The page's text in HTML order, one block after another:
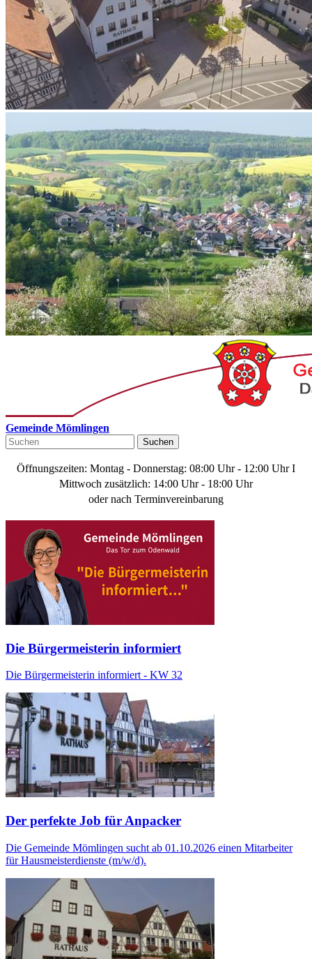
Gemeinde Mömlingen
Suchen
Öffnungszeiten: Montag - Donnerstag: 08:00 Uhr - 12:00 Uhr I
Mittwoch zusätzlich: 14:00 Uhr - 18:00 Uhr
oder nach Terminvereinbarung
Die Bürgermeisterin informiert
Die Bürgermeisterin informiert - KW 32
Der perfekte Job für Anpacker
Die Gemeinde Mömlingen sucht ab 01.10.2026 einen Mitarbeiter
für Hausmeisterdienste (m/w/d).